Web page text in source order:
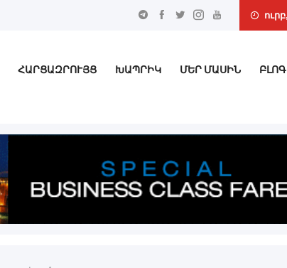
ՀԱՐՑԱԶՐՈՒՅՑ ԽԱՊՐԻԿ ՄԵՐ ՄԱՍԻՆ
ԲԼՈԳ